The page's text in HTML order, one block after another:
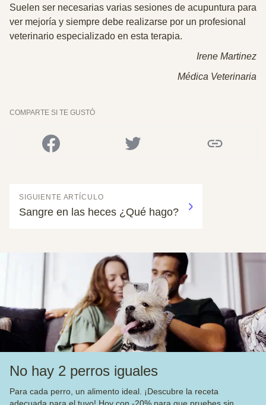
Suelen ser necesarias varias sesiones de acupuntura para
ver mejoría y siempre debe realizarse por un profesional
veterinario especializado en esta terapia.
Irene Martinez
Médica Veterinaria
COMPARTE SI TE GUSTÓ
SIGUIENTE ARTÍCULO
Sangre en las heces ¿Qué hago?
No hay 2 perros iguales
Para cada perro, un alimento ideal. ¡Descubre la receta
adecuada para el tuyo! Hoy con -20% para que pruebes sin